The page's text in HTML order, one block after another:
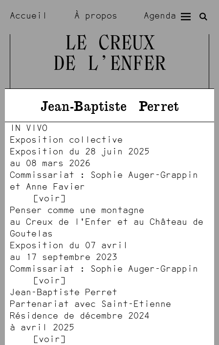
Accueil À propos Agenda
Expositions Résidences
Artistes
LE CREUX
DE L’ENFER
Jean-Baptiste Perret
IN VIVO
Exposition collective
Exposition du 28 juin 2025
au 08 mars 2026
Commissariat : Sophie Auger-Grappin
et Anne Favier
voir
Penser comme une montagne
au Creux de l'Enfer et au Château de
Goutelas
Exposition du 07 avril
au 17 septembre 2023
Commissariat : Sophie Auger-Grappin
voir
Jean-Baptiste Perret
Partenariat avec Saint-Etienne
Résidence de décembre 2024
à avril 2025
voir